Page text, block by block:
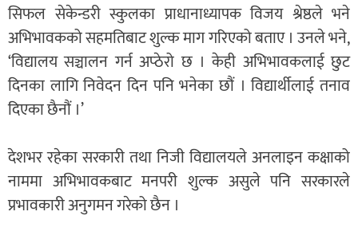
सिफल सेकेन्डरी स्कुलका प्राधानाध्यापक विजय श्रेष्ठले भने
अभिभावकको सहमतिबाट शुल्क माग गरिएको बताए । उनले भने,
‘विद्यालय सञ्चालन गर्न अप्ठेरो छ । केही अभिभावकलाई छुट
दिनका लागि निवेदन दिन पनि भनेका छौं । विद्यार्थीलाई तनाव
दिएका छैनौं ।’
देशभर रहेका सरकारी तथा निजी विद्यालयले अनलाइन कक्षाको
नाममा अभिभावकबाट मनपरी शुल्क असुले पनि सरकारले
प्रभावकारी अनुगमन गरेको छैन ।